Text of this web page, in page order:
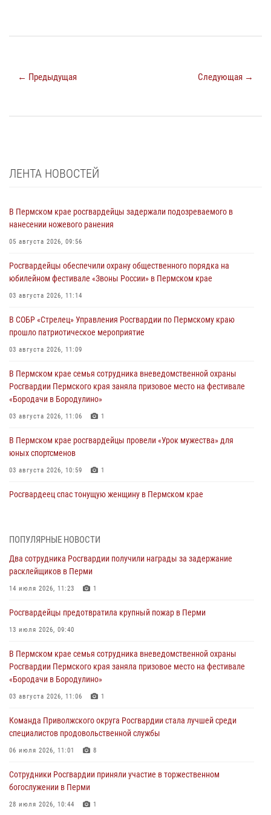
← Предыдущая Следующая →
ЛЕНТА НОВОСТЕЙ
В Пермском крае росгвардейцы задержали подозреваемого в
нанесении ножевого ранения
05 августа 2026, 09:56
Росгвардейцы обеспечили охрану общественного порядка на
юбилейном фестивале «Звоны России» в Пермском крае
03 августа 2026, 11:14
В СОБР «Стрелец» Управления Росгвардии по Пермскому краю
прошло патриотическое мероприятие
03 августа 2026, 11:09
В Пермском крае семья сотрудника вневедомственной охраны
Росгвардии Пермского края заняла призовое место на фестивале
«Бородачи в Бородулино»
03 августа 2026, 11:06 1
В Пермском крае росгвардейцы провели «Урок мужества» для
юных спортсменов
03 августа 2026, 10:59 1
Росгвардеец спас тонущую женщину в Пермском крае
Сотрудники Росгвардии приняли участие в торжественном
28 июля 2026, 10:44 1
Росгвардейцы оказали силовую поддержку при задержании
28 июля 2026, 06:15
ведомственной акции «Каникулы с Росгвардией»
24 июля 2026, 08:45
Юные защитники порядка: росгвардейцы провели день в клубе
24 июля 2026, 08:43
ПОПУЛЯРНЫЕ НОВОСТИ
Два сотрудника Росгвардии получили награды за задержание
расклейщиков в Перми
14 июля 2026, 11:23 1
Росгвардейцы предотвратила крупный пожар в Перми
13 июля 2026, 09:40
В Пермском крае семья сотрудника вневедомственной охраны
Росгвардии Пермского края заняла призовое место на фестивале
«Бородачи в Бородулино»
03 августа 2026, 11:06 1
Команда Приволжского округа Росгвардии стала лучшей среди
специалистов продовольственной службы
06 июля 2026, 11:01 8
Сотрудники Росгвардии приняли участие в торжественном
богослужении в Перми
28 июля 2026, 10:44 1